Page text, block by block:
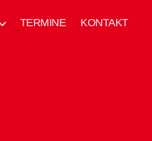
TERMINE KONTAKT